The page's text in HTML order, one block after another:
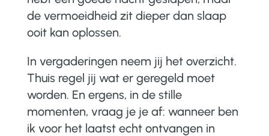
de vermoeidheid zit dieper dan slaap
ooit kan oplossen.
In vergaderingen neem jij het overzicht.
Thuis regel jij wat er geregeld moet
worden. En ergens, in de stille
momenten, vraag je je af: wanneer ben
ik voor het laatst echt ont­vangen in